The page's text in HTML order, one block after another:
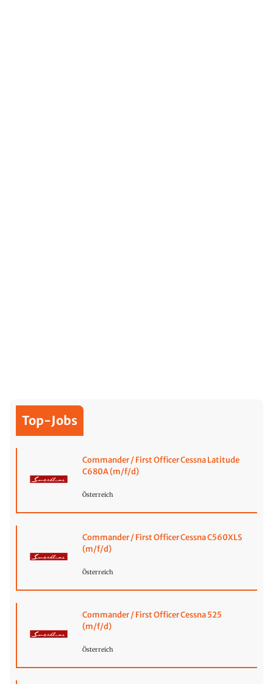
Top-Jobs
Commander / First Officer Cessna Latitude
C680A (m/f/d)
Österreich
Commander / First Officer Cessna C560XLS
(m/f/d)
Österreich
Commander / First Officer Cessna 525
(m/f/d)
Österreich